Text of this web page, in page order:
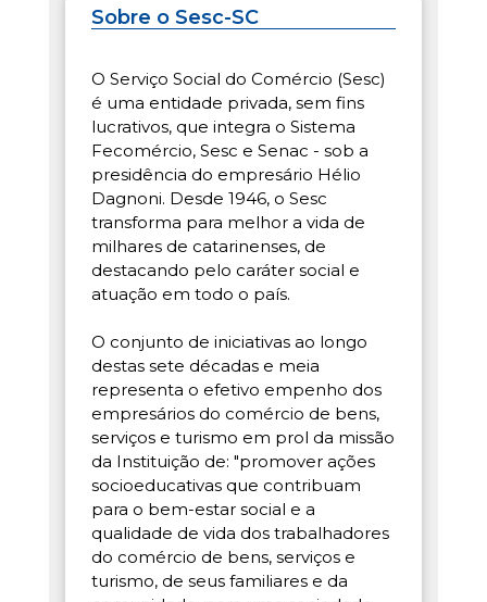
Sobre o Sesc-SC
O Serviço Social do Comércio (Sesc)
é uma entidade privada, sem fins
lucrativos, que integra o Sistema
Fecomércio, Sesc e Senac - sob a
presidência do empresário Hélio
Dagnoni. Desde 1946, o Sesc
transforma para melhor a vida de
milhares de catarinenses, de
destacando pelo caráter social e
atuação em todo o país.
O conjunto de iniciativas ao longo
destas sete décadas e meia
representa o efetivo empenho dos
empresários do comércio de bens,
serviços e turismo em prol da missão
da Instituição de: "promover ações
socioeducativas que contribuam
para o bem-estar social e a
qualidade de vida dos trabalhadores
do comércio de bens, serviços e
turismo, de seus familiares e da